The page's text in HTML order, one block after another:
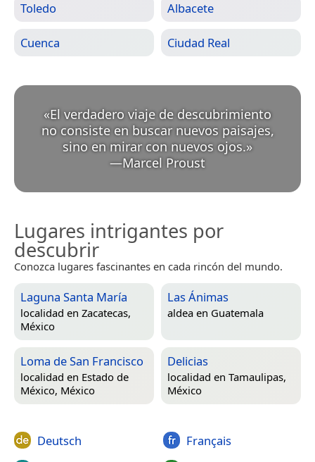
Toledo Albacete
Cuenca Ciudad Real
«El verdadero viaje de descubrimiento
no consiste en buscar nuevos paisajes,
sino en mirar con nuevos ojos.
—Marcel Proust
Lugares intrigantes por
descubrir
Conozca lugares fascinantes en cada rincón del mundo.
Laguna Santa María
localidad en Zacatecas,
México
Las Ánimas
aldea en Guatemala
Loma de San Francisco
localidad en Estado de
México, México
Delicias
localidad en Tamaulipas,
México
Deutsch
Français